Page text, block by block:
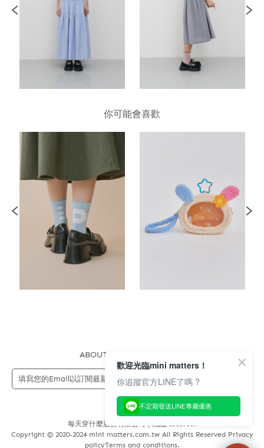
你可能會喜歡
ABOUT US
每天穿什麼股份有限公司 | 統編 83689089
Copyright © 2020-2024 mini matters.com.tw All Rights Reserved Privacy
policyTerms and conditions.
歡迎光臨mini matters！
你追蹤官方LINE了嗎 ?
不定期發送LINE專屬優惠